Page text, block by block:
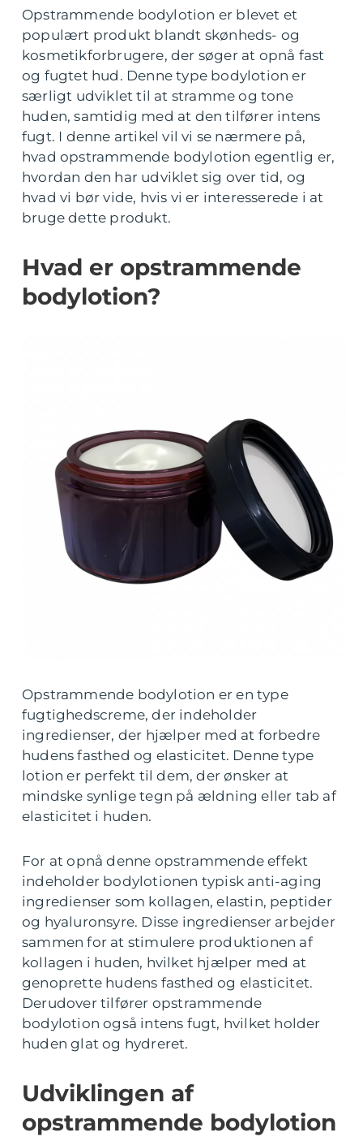
Opstrammende bodylotion er blevet et
populært produkt blandt skønheds- og
kosmetikforbrugere, der søger at opnå fast
og fugtet hud. Denne type bodylotion er
særligt udviklet til at stramme og tone
huden, samtidig med at den tilfører intens
fugt. I denne artikel vil vi se nærmere på,
hvad opstrammende bodylotion egentlig er,
hvordan den har udviklet sig over tid, og
hvad vi bør vide, hvis vi er interesserede i at
bruge dette produkt.
Hvad er opstrammende
bodylotion?
Opstrammende bodylotion er en type
fugtighedscreme, der indeholder
ingredienser, der hjælper med at forbedre
hudens fasthed og elasticitet. Denne type
lotion er perfekt til dem, der ønsker at
mindske synlige tegn på ældning eller tab af
elasticitet i huden.
For at opnå denne opstrammende effekt
indeholder bodylotionen typisk anti-aging
ingredienser som kollagen, elastin, peptider
og hyaluronsyre. Disse ingredienser arbejder
sammen for at stimulere produktionen af
kollagen i huden, hvilket hjælper med at
genoprette hudens fasthed og elasticitet.
Derudover tilfører opstrammende
bodylotion også intens fugt, hvilket holder
huden glat og hydreret.
Udviklingen af
opstrammende bodylotion